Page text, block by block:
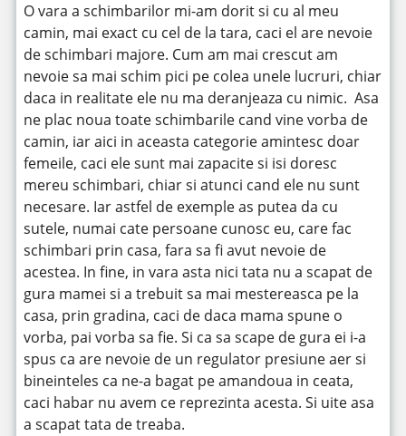
O vara a schimbarilor mi-am dorit si cu al meu
camin, mai exact cu cel de la tara, caci el are nevoie
de schimbari majore. Cum am mai crescut am
nevoie sa mai schim pici pe colea unele lucruri, chiar
daca in realitate ele nu ma deranjeaza cu nimic. Asa
ne plac noua toate schimbarile cand vine vorba de
camin, iar aici in aceasta categorie amintesc doar
femeile, caci ele sunt mai zapacite si isi doresc
mereu schimbari, chiar si atunci cand ele nu sunt
necesare. Iar astfel de exemple as putea da cu
sutele, numai cate persoane cunosc eu, care fac
schimbari prin casa, fara sa fi avut nevoie de
acestea. In fine, in vara asta nici tata nu a scapat de
gura mamei si a trebuit sa mai mestereasca pe la
casa, prin gradina, caci de daca mama spune o
vorba, pai vorba sa fie. Si ca sa scape de gura ei i-a
spus ca are nevoie de un regulator presiune aer si
bineinteles ca ne-a bagat pe amandoua in ceata,
caci habar nu avem ce reprezinta acesta. Si uite asa
a scapat tata de treaba.